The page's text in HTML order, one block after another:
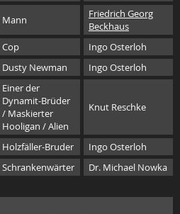
Mann
Friedrich Georg
Beckhaus
Cop
Ingo Osterloh
Dusty Newman Ingo Osterloh
Einer der
Dynamit-Brüder
/ Maskierter
Hooligan / Alien
Knut Reschke
Holzfäller-Bruder
Ingo Osterloh
Schrankenwärter Dr. Michael Nowka